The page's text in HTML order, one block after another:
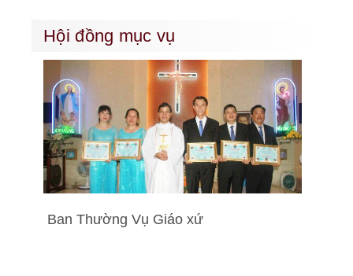
Hội đồng mục vụ
Ban Thường Vụ Giáo xứ